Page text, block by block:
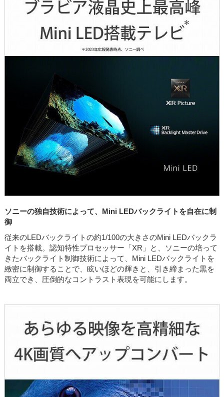
ソニーの独自技術によって、Mini LEDバックライトを自在に制
御
従来のLEDバックライトの約1/100の大きさのMini LEDバックラ
イトを搭載。認知特性プロセッサー「XR」と、ソニーの培って
きたバックライト制御技術によって、Mini LEDバックライトを
緻密に制御することで、眩いほどの輝きと、引き締まった黒を
両立でき、圧倒的なコントラスト表現を可能にします。